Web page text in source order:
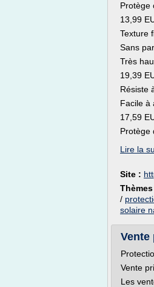
Protège
13,99
Texture
Sans
Très
19,39
Résiste
Facile à
17,59
Protège
Lire la
Site :
/
solaire
Vente
Vente
Les